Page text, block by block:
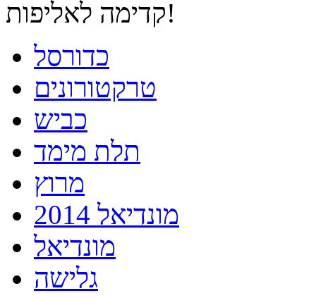
קדימה לאליפות!
כדורסל
טרקטורונים
כביש
תלת מימד
מרוץ
מונדיאל 2014
מונדיאל
גלישה